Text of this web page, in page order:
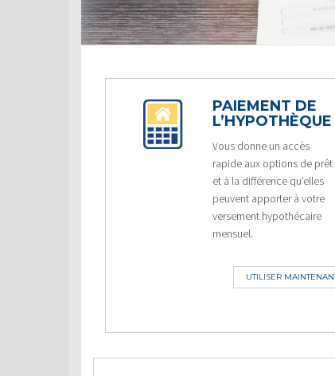
PAIEMENT DE
L’HYPOTHÈQUE
Vous donne un accès
rapide aux options de prêt
et à la différence qu’elles
peuvent apporter à votre
versement hypothécaire
mensuel.
UTILISER